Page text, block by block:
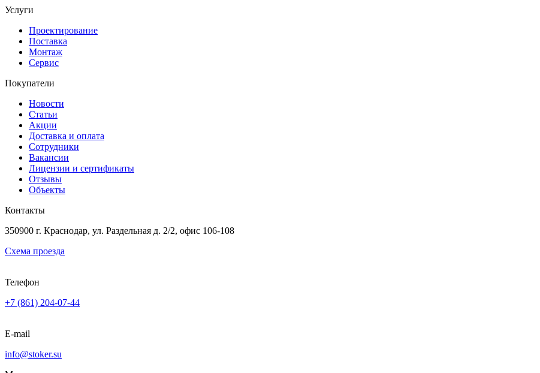
Услуги
Проектирование
Поставка
Монтаж
Сервис
Покупатели
Новости
Статьи
Акции
Доставка и оплата
Сотрудники
Вакансии
Лицензии и сертификаты
Отзывы
Объекты
Контакты
350900 г. Краснодар, ул. Раздельная д. 2/2, офис 106-108
Схема проезда
Телефон
+7 (861) 204-07-44
E-mail
info@stoker.su